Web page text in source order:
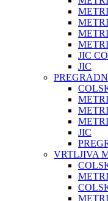
JIC
JIC
JIC
VRTLJIVA